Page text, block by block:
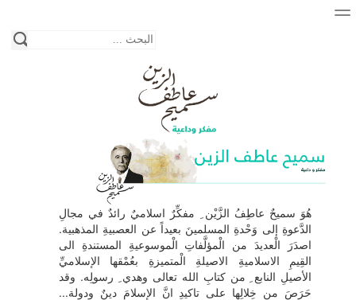
الصفحة الرئيسية
نبذة عن حياة الكاتب
المكتبة
فئات الكتب
هُوَ سميحٌ عاطِفُ الزَّيْن ِ مفكِّرٌ اسلاميٌ رائدٌ في مجالِ
الدَّعوةِ إلى وَحْدةِ المسلمينَ بعيداً عن العصبيةِ المذهبية.
اصدَرَ الْعديدَ من الْمؤلَّفاتِ الْموسوعيةِ المستندةِ الى
القِيمِ الاسلاميةِ الاصيلةِ الْمتميزةِ بعُمْقها الإسلاميِّ
الأصيلِ النابع ِ من كتابِ الله تعالى وهدي ِ رسولِه. وقد
حَرَصَ من خِلالِها على تاكيدِ انَّ الإسلامَ دينٌ ودولة...